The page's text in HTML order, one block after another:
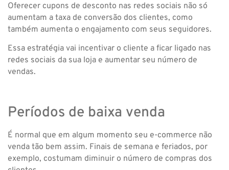
Oferecer cupons de desconto nas redes sociais não só
aumentam a taxa de conversão dos clientes, como
também aumenta o engajamento com seus seguidores.
Essa estratégia vai incentivar o cliente a ficar ligado nas
redes sociais da sua loja e aumentar seu número de
vendas.
Períodos de baixa venda
É normal que em algum momento seu e-commerce não
venda tão bem assim. Finais de semana e feriados, por
exemplo, costumam diminuir o número de compras dos